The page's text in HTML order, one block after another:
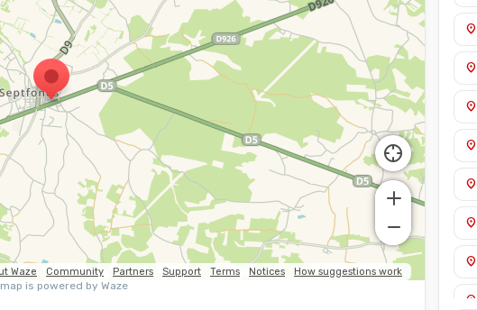
place
place
place
place
place
place
place
place